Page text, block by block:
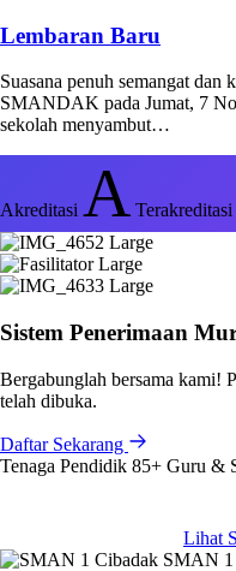
Lembaran Baru
Suasana penuh semangat dan
SMANDAK pada Jumat, 7
sekolah menyambut…
Akreditasi A
Sistem Penerimaan
Bergabunglah bersama kami!
telah dibuka.
Daftar Sekarang
Tenaga Pendidik 85+ Guru &
Lihat
SMAN 1